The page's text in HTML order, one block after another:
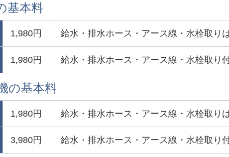
基本料
1,980円 給水・排水ホース・アース線・水栓取り
1,980円 給水・排水ホース・アース線・水栓取り
の基本料
1,980円 給水・排水ホース・アース線・水栓取り
3,980円 給水・排水ホース・アース線・水栓取り